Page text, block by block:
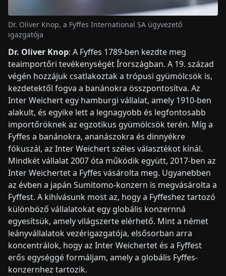
Dr. Oliver Knop, a Fyffes International SA ügyvezető
igazgatója
Dr. Oliver Knop: A Fyffes 1789-ben kezdte meg
teaimportőri tevékenységét Írországban. A 19. század
végén hozzájuk csatlakoztak a trópusi gyümölcsök is,
kezdetektől fogva a banánokra összpontosítva. Az
Inter Weichert egy hamburgi vállalat, amely 1910-ben
alakult, és egyike lett a legnagyobb és legfontosabb
importőröknek az egzotikus gyümölcsök terén. Míg a
Fyffes a banánokra, ananászokra és dinnyékre
fókuszál, az Inter Weichert széles választékot kínál.
Mindkét vállalat 2007 óta működik együtt, 2017-ben az
Inter Weichertet a Fyffes vásárolta meg. Ugyanebben
az évben a japán Sumitomo-konzern is megvásárolta a
Fyffest. A kihívásunk most az, hogy a Fyffeshez tartozó
különböző vállalatokat egy globális konzernná
egyesítsük, amely világszerte elérhető. Mint a német
leányvállalatok vezérigazgatója, elsősorban arra
koncentrálok, hogy az Inter Weichertet és a Fyffest
erős egységgé formáljam, amely a globális Fyffes-
konzernhez tartozik.